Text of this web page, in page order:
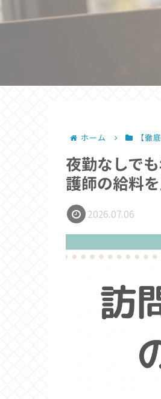
ホーム 【徹
夜勤なしで
護師の給料
2026.07.06